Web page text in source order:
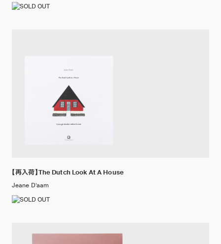
【再入荷】The Dutch Look At A House
Jeane D’aam